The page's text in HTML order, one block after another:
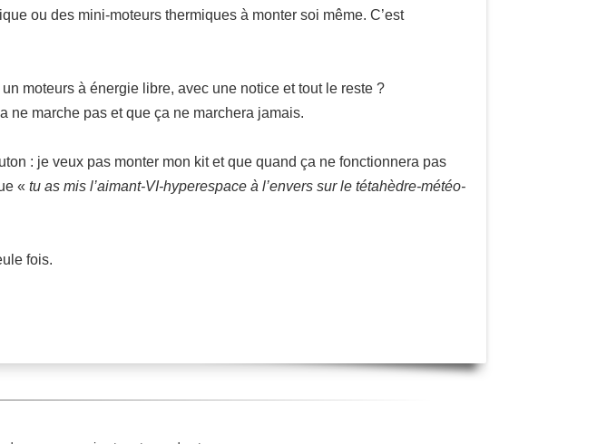
ou des mini-moteurs thermiques à monter soi même. C’est
moteurs à énergie libre, avec une notice et tout le reste ?
ne marche pas et que ça ne marchera jamais.
: je veux pas monter mon kit et que quand ça ne fonctionnera pas
« tu as mis l’aimant-VI-hyperespace à l’envers sur le tétahèdre-météo-
fois.